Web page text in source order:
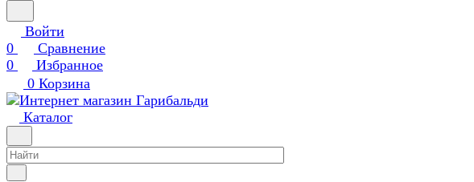
Войти
0
Сравнение
0
Избранное
0 Корзина
Каталог